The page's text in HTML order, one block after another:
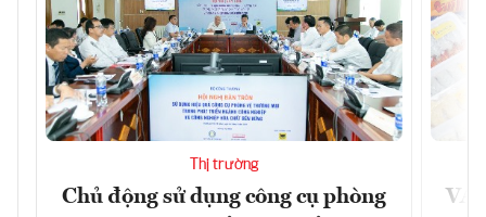
Thị trường
Chủ động sử dụng công cụ phòng